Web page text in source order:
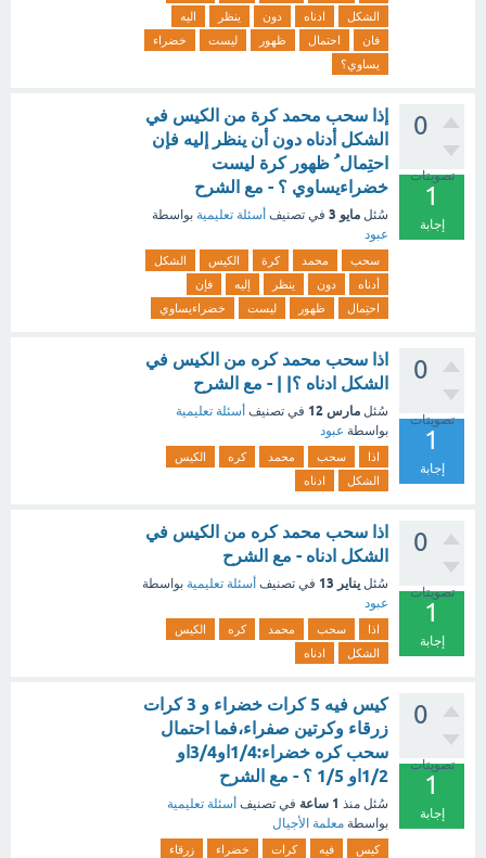
الشكل
ادناه دون ينظر
اليه
فان
احتمال ظهور ليست
خضراء
يساوي؟
0
تصويتات
1
إجابة
إذا سحب محمد كرة من الكيس في
الشكل أدناه دون أن ينظر إليه فإن
احتِمال ُ ظهور كرة ليست
خضراءيساوي ؟ - مع الشرح
سُئل مايو 3 في تصنيف أسئلة تعليمية بواسطة
عبود
سحب محمد كرة الكيس
الشكل
أدناه
دون ينظر إليه
فإن
احتِمال
ظهور ليست خضراءيساوي
0
تصويتات
1
إجابة
اذا سحب محمد كره من الكيس في
الشكل ادناه ؟| | - مع الشرح
سُئل مارس 12 في تصنيف أسئلة تعليمية
بواسطة عبود
اذا سحب محمد كره
الكيس
الشكل
ادناه
0
تصويتات
1
إجابة
اذا سحب محمد كره من الكيس في
الشكل ادناه - مع الشرح
سُئل يناير 13 في تصنيف أسئلة تعليمية بواسطة
عبود
اذا سحب محمد كره
الكيس
الشكل
ادناه
0
تصويتات
1
إجابة
كيس فيه 5 كرات خضراء و 3 كرات
زرقاء وكرتين صفراء،فما احتمال
سحب كره خضراء:1/4او3/4او
1/2او 1/5 ؟ - مع الشرح
سُئل منذ 1 ساعة في تصنيف أسئلة تعليمية
بواسطة معلمة الأجيال
كيس فيه كرات خضراء
زرقاء